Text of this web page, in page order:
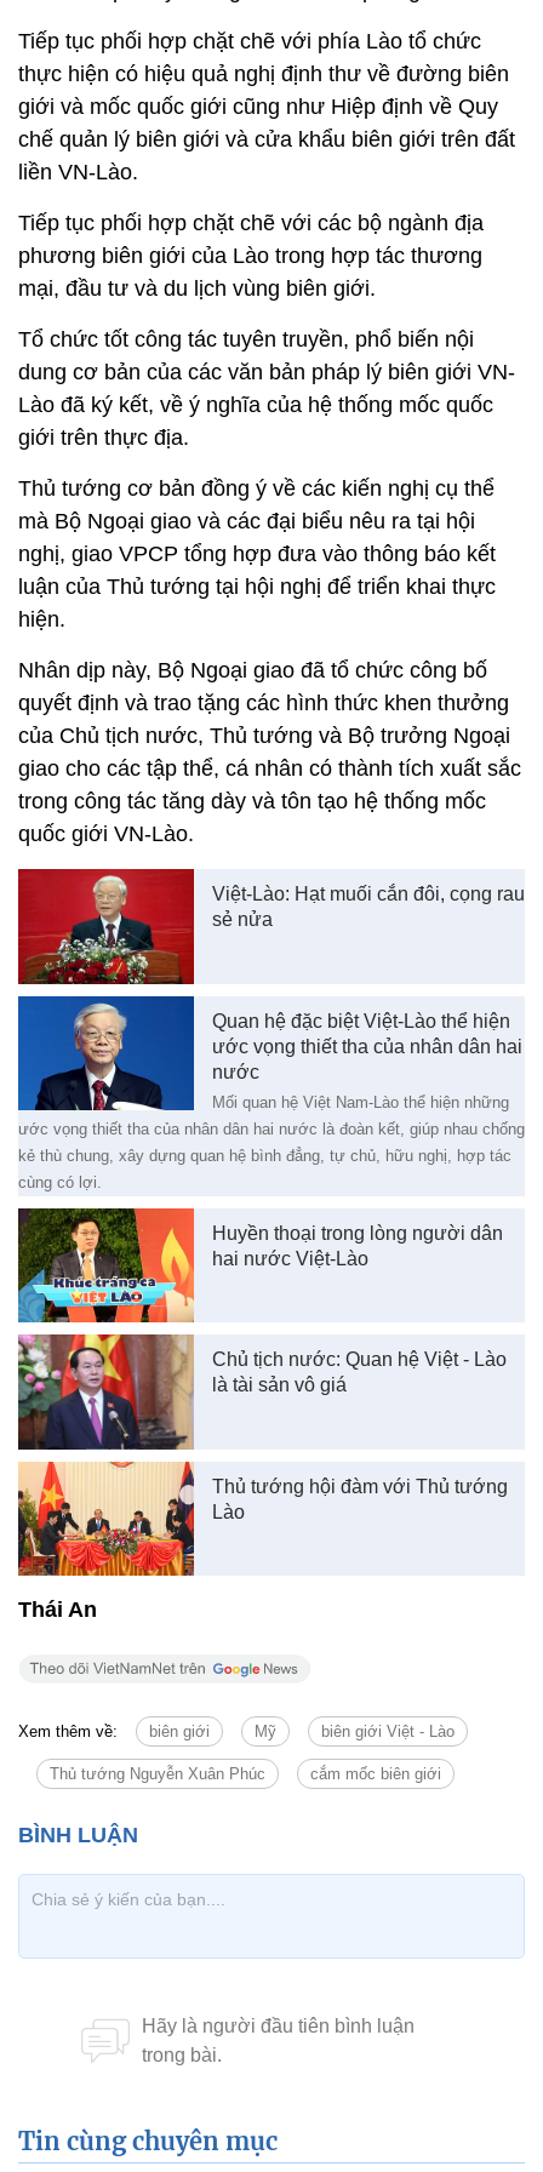
Tiếp tục phối hợp chặt chẽ với phía Lào tổ chức
thực hiện có hiệu quả nghị định thư về đường biên
giới và mốc quốc giới cũng như Hiệp định về Quy
chế quản lý biên giới và cửa khẩu biên giới trên đất
liền VN-Lào.
Tiếp tục phối hợp chặt chẽ với các bộ ngành địa
phương biên giới của Lào trong hợp tác thương
mại, đầu tư và du lịch vùng biên giới.
Tổ chức tốt công tác tuyên truyền, phổ biến nội
dung cơ bản của các văn bản pháp lý biên giới VN-
Lào đã ký kết, về ý nghĩa của hệ thống mốc quốc
giới trên thực địa.
Thủ tướng cơ bản đồng ý về các kiến nghị cụ thể
mà Bộ Ngoại giao và các đại biểu nêu ra tại hội
nghị, giao VPCP tổng hợp đưa vào thông báo kết
luận của Thủ tướng tại hội nghị để triển khai thực
hiện.
Nhân dịp này, Bộ Ngoại giao đã tổ chức công bố
quyết định và trao tặng các hình thức khen thưởng
của Chủ tịch nước, Thủ tướng và Bộ trưởng Ngoại
giao cho các tập thể, cá nhân có thành tích xuất sắc
trong công tác tăng dày và tôn tạo hệ thống mốc
quốc giới VN-Lào.
Việt-Lào: Hạt muối cắn đôi, cọng rau
sẻ nửa
Quan hệ đặc biệt Việt-Lào thể hiện
ước vọng thiết tha của nhân dân hai
nước
Mối quan hệ Việt Nam-Lào thể hiện những
ước vọng thiết tha của nhân dân hai nước là đoàn kết, giúp nhau chống
kẻ thù chung, xây dựng quan hệ bình đẳng, tự chủ, hữu nghị, hợp tác
cùng có lợi.
Huyền thoại trong lòng người dân
hai nước Việt-Lào
Chủ tịch nước: Quan hệ Việt - Lào
là tài sản vô giá
Thủ tướng hội đàm với Thủ tướng
Lào
Thái An
Xem thêm về: biên giới Mỹ biên giới Việt - Lào
Thủ tướng Nguyễn Xuân Phúc cắm mốc biên giới
Tin cùng chuyên mục